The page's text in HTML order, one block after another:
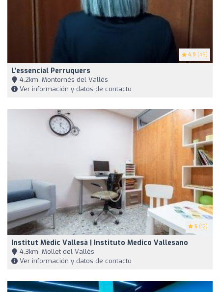
4.9 (49)
L'essencial Perruquers
4,2km, Montornés del Vallés
Ver información y datos de contacto
5 (12)
Institut Mèdic Vallesà | Instituto Medico Vallesano
4,3km, Mollet del Vallès
Ver información y datos de contacto